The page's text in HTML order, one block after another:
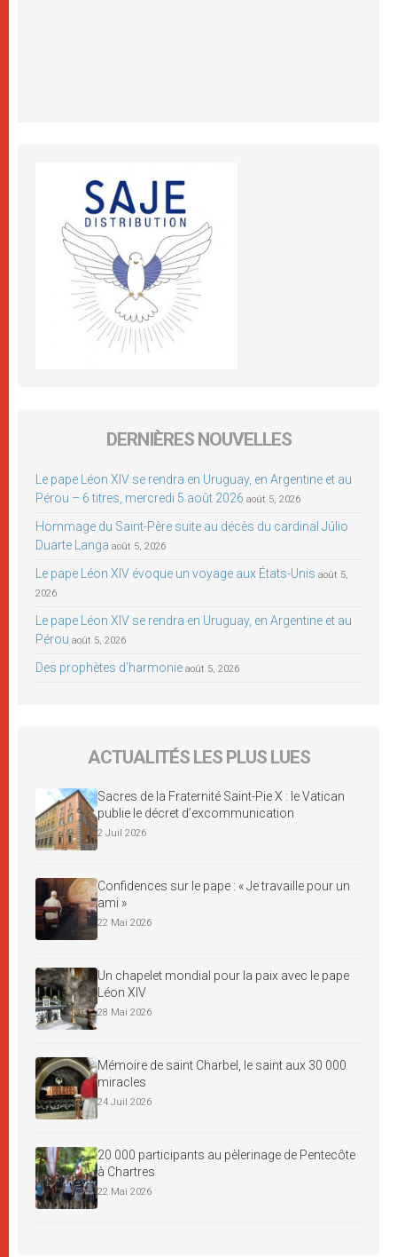
DERNIÈRES NOUVELLES
Le pape Léon XIV se rendra en Uruguay, en Argentine et au
Pérou – 6 titres, mercredi 5 août 2026 août 5, 2026
Hommage du Saint-Père suite au décès du cardinal Júlio
Duarte Langa août 5, 2026
Le pape Léon XIV évoque un voyage aux États-Unis août 5,
2026
Le pape Léon XIV se rendra en Uruguay, en Argentine et au
Pérou août 5, 2026
Des prophètes d’harmonie août 5, 2026
ACTUALITÉS LES PLUS LUES
Sacres de la Fraternité Saint-Pie X : le Vatican
publie le décret d’excommunication
2 Juil 2026
Confidences sur le pape : « Je travaille pour un
ami »
22 Mai 2026
Un chapelet mondial pour la paix avec le pape
Léon XIV
28 Mai 2026
Mémoire de saint Charbel, le saint aux 30 000
miracles
24 Juil 2026
20 000 participants au pèlerinage de Pentecôte
à Chartres
22 Mai 2026